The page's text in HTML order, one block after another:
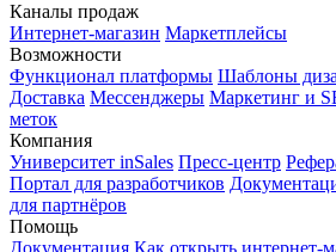
Каналы продаж
Интернет-магазин Маркетплейсы
Возможности
Функционал платформы Шаблоны
Доставка Мессенджеры Маркетинг и
меток
Компания
Университет inSales Пресс-центр
Портал для разработчиков
для партнёров
Помощь
Документация Как открыть интернет-